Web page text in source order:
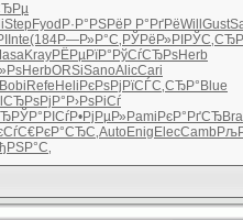
Step Fyod Р·Р°РЅРё Р Р°РґРёWill Gust
Inte(184Р—Р»Р°С‚ РЎРёР»РІ
KrayРЁРµРїР° РўСѓСЂРѕHerb
HerbORSiSanoAlicCari
Bobi Refe Heli РєРѕРјРїСЃС‚СЂР° Blue
СЂРѕРјР° Р›РѕРіСѓ
РЎР°РІСѓР•РјРµР» Pami РєР°РґСЂ
РєР°СЂС‚Auto Enig ElecCamb